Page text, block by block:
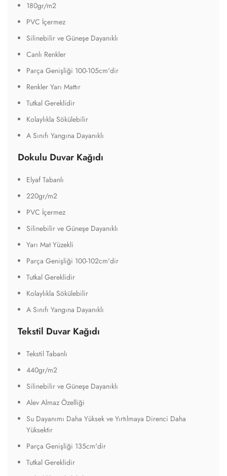
180gr/m2
PVC İçermez
Silinebilir ve Güneşe Dayanıklı
Canlı Renkler
Parça Genişliği 100-105cm'dir
Renkler Yarı Mattır
Tutkal Gereklidir
Kolaylıkla Sökülebilir
A Sınıfı Yangına Dayanıklı
Dokulu Duvar Kağıdı
Elyaf Tabanlı
220gr/m2
PVC İçermez
Silinebilir ve Güneşe Dayanıklı
Yarı Mat Yüzekli
Parça Genişliği 100-102cm'dir
Tutkal Gereklidir
Kolaylıkla Sökülebilir
A Sınıfı Yangına Dayanıklı
Tekstil Duvar Kağıdı
Tekstil Tabanlı
440gr/m2
Silinebilir ve Güneşe Dayanıklı
Alev Almaz Özelliği
Su Dayanımı Daha Yüksek ve Yırtılmaya Direnci Daha
Yüksektir
Parça Genişliği 135cm'dir
Tutkal Gereklidir